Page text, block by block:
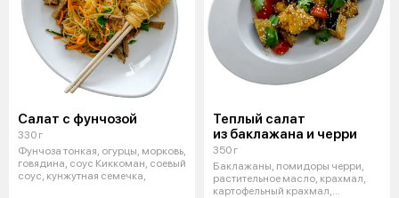
Салат с фунчозой
330 г
Фунчоза тонкая, огурцы, морковь,
говядина, соус Киккоман, соевый
соус, кунжутная семечка,
Теплый салат
из баклажана и черри
350 г
Баклажаны, помидоры черри,
растительное масло, крахмал,
картофельный крахмал,